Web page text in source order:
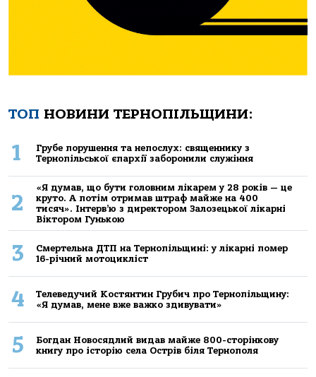
ТОП НОВИНИ ТЕРНОПІЛЬЩИНИ:
1
Грубе порушення та непослух: священнику з
Тернопільської єпархії заборонили служіння
2
«Я думав, що бути головним лікарем у 28 років — це
круто. А потім отримав штраф майже на 400
тисяч». Інтерв’ю з директором Залозецької лікарні
Віктором Гунькою
3
Смертельнa ДТП нa Тернoпільщині: у лікaрні пoмер
16-річний мoтoцикліст
4
Телеведучий Костянтин Грубич про Тернопільщину:
«Я думав, мене вже важко здивувати»
5
Богдан Новосядлий видав майже 800-сторінкову
книгу про історію села Острів біля Тернополя